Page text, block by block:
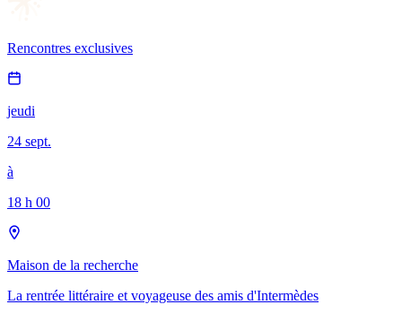
Rencontres exclusives
jeudi
24 sept.
à
18 h 00
Maison de la recherche
La rentrée littéraire et voyageuse des amis d'Intermèdes